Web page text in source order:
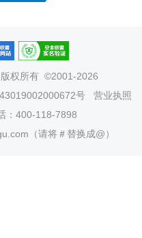
版权所有 ©2001-2026
号
营业执照
：400-118-7898
（请将＃替换成@）